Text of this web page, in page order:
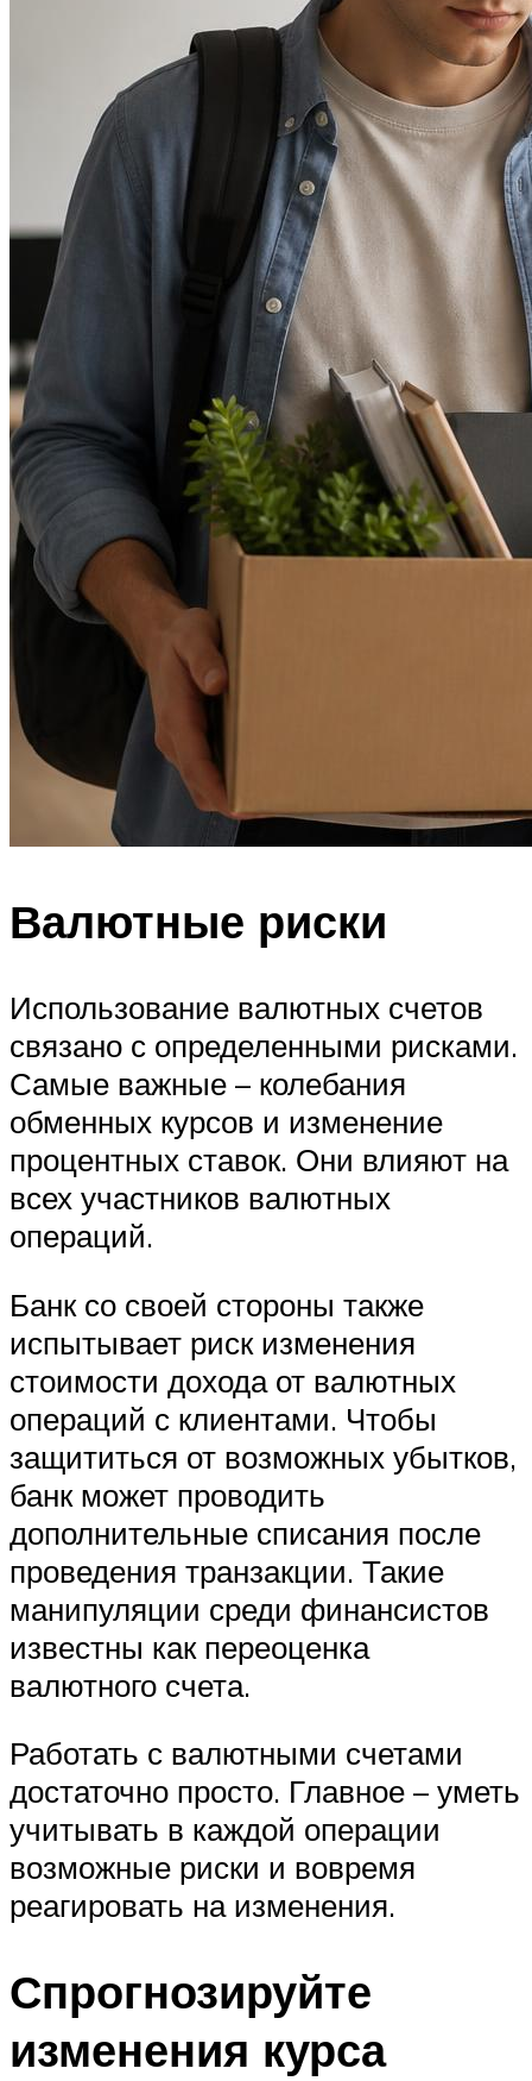
Валютные риски
Использование валютных счетов
связано с определенными рисками.
Самые важные – колебания
обменных курсов и изменение
процентных ставок. Они влияют на
всех участников валютных
операций.
Банк со своей стороны также
испытывает риск изменения
стоимости дохода от валютных
операций с клиентами. Чтобы
защититься от возможных убытков,
банк может проводить
дополнительные списания после
проведения транзакции. Такие
манипуляции среди финансистов
известны как переоценка
валютного счета.
Работать с валютными счетами
достаточно просто. Главное – уметь
учитывать в каждой операции
возможные риски и вовремя
реагировать на изменения.
Спрогнозируйте
изменения курса